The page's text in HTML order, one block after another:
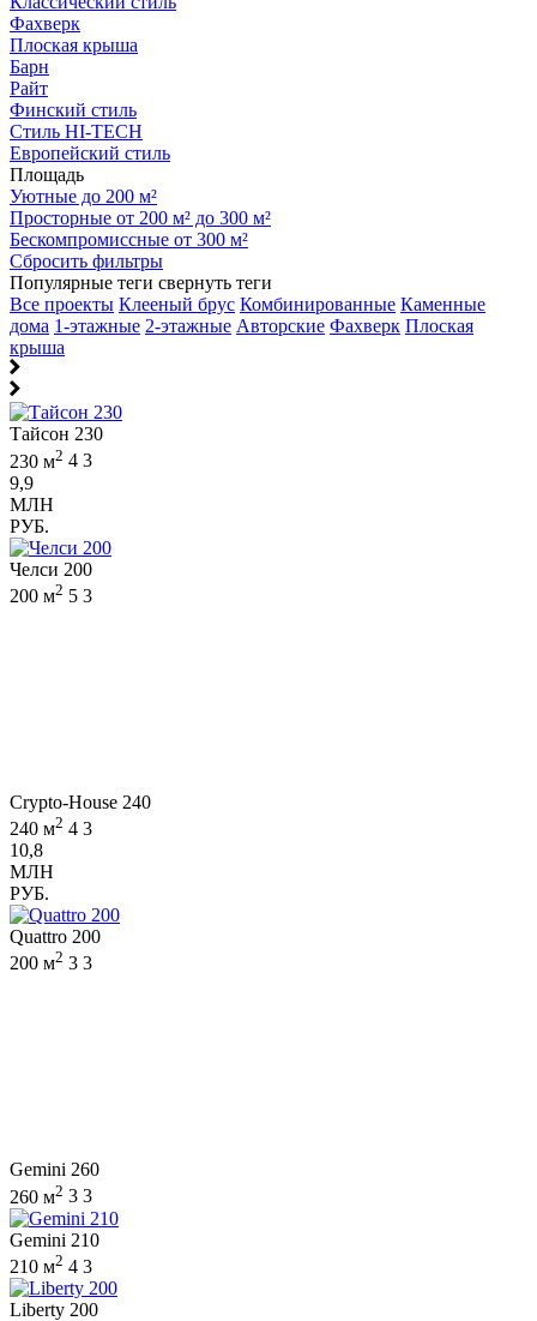
Фахверк
Плоская крыша
Барн
Райт
Финский стиль
Стиль HI-TECH
Европейский стиль
Площадь
Уютные до 200 м²
Просторные от 200 м² до 300 м²
Бескомпромиссные от 300 м²
Сбросить фильтры
Популярные теги свернуть теги
Все проекты Клееный брус Комбинированные Каменные
дома 1-этажные 2-этажные Авторские Фахверк Плоская
крыша
Тайсон 230
230 м2 4 3
9,9
МЛН
РУБ.
Челси 200
200 м2 5 3
Crypto-House 240
240 м2 4 3
10,8
МЛН
РУБ.
Quattro 200
200 м2 3 3
Gemini 260
260 м2 3 3
Gemini 210
210 м2 4 3
Liberty 200